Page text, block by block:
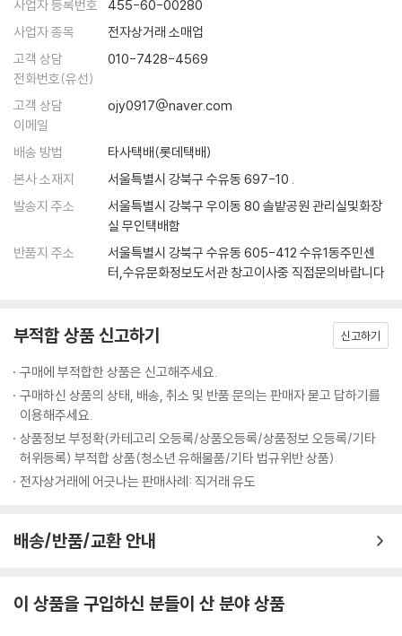
사업자 등록번호
455-60-00280
사업자 종목
전자상거래 소매업
고객 상담
전화번호(유선)
010-7428-4569
고객 상담
이메일
ojy0917@naver.com
배송 방법
타사택배(롯데택배)
본사 소재지
서울특별시 강북구 수유동 697-10 .
발송지 주소
서울특별시 강북구 우이동 80 솔밭공원 관리실및화장
실 무인택배함
반품지 주소
서울특별시 강북구 수유동 605-412 수유1동주민센
터,수유문화정보도서관 창고이사중 직접문의바랍니다
부적합 상품 신고하기 신고하기
구매에 부적합한 상품은 신고해주세요.
구매하신 상품의 상태, 배송, 취소 및 반품 문의는 판매자 묻고 답하기를
이용해주세요.
상품정보 부정확(카테고리 오등록/상품오등록/상품정보 오등록/기타
허위등록) 부적합 상품(청소년 유해물품/기타 법규위반 상품)
전자상거래에 어긋나는 판매사례: 직거래 유도
배송/반품/교환 안내
이 상품을 구입하신 분들이 산 분야 상품